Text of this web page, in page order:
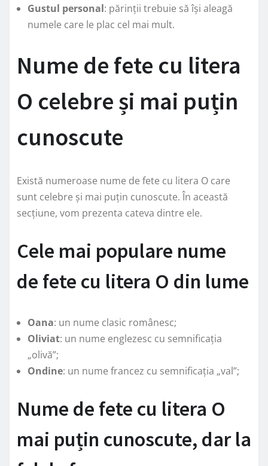
Gustul personal: părinții trebuie să își aleagă
numele care le plac cel mai mult.
Nume de fete cu litera
O celebre și mai puțin
cunoscute
Există numeroase nume de fete cu litera O care
sunt celebre și mai puțin cunoscute. În această
secțiune, vom prezenta cateva dintre ele.
Cele mai populare nume
de fete cu litera O din lume
Oana: un nume clasic românesc;
Oliviat: un nume englezesc cu semnificația
„olivă”;
Ondine: un nume francez cu semnificația „val”;
Nume de fete cu litera O
mai puțin cunoscute, dar la